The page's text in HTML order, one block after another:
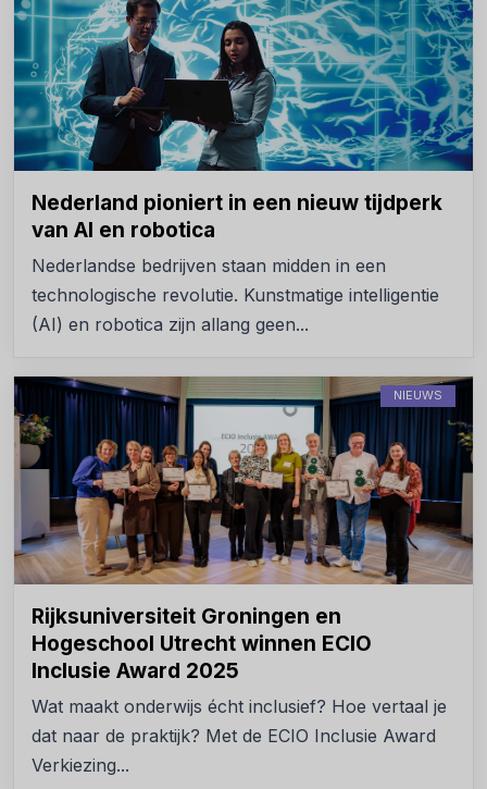
Nederland pioniert in een nieuw tijdperk
van AI en robotica
Nederlandse bedrijven staan midden in een
technologische revolutie. Kunstmatige intelligentie
(AI) en robotica zijn allang geen...
NIEUWS
Rijksuniversiteit Groningen en
Hogeschool Utrecht winnen ECIO
Inclusie Award 2025
Wat maakt onderwijs écht inclusief? Hoe vertaal je
dat naar de praktijk? Met de ECIO Inclusie Award
Verkiezing...